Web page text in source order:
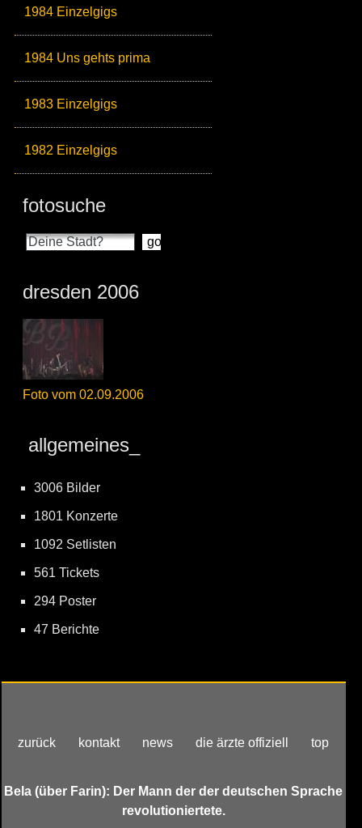
1984 Einzelgigs
1984 Uns gehts prima
1983 Einzelgigs
1982 Einzelgigs
fotosuche
dresden 2006
Foto vom 02.09.2006
allgemeines_
3006 Bilder
1801 Konzerte
1092 Setlisten
561 Tickets
294 Poster
47 Berichte
zurück kontakt news die ärzte offiziell top
Bela (über Farin): Der Mann der der deutschen Sprache
revolutioniertete.